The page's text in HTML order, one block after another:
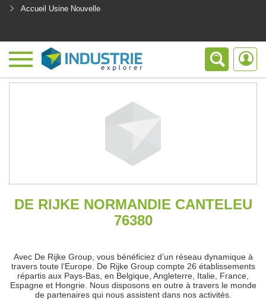
Accueil Usine Nouvelle
DE RIJKE NORMANDIE CANTELEU
76380
Avec De Rijke Group, vous bénéficiez d’un réseau dynamique à
travers toute l’Europe. De Rijke Group compte 26 établissements
répartis aux Pays-Bas, en Belgique, Angleterre, Italie, France,
Espagne et Hongrie. Nous disposons en outre à travers le monde
de partenaires qui nous assistent dans nos activités.